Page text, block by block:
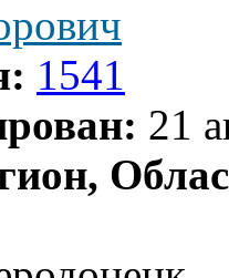
1541
21